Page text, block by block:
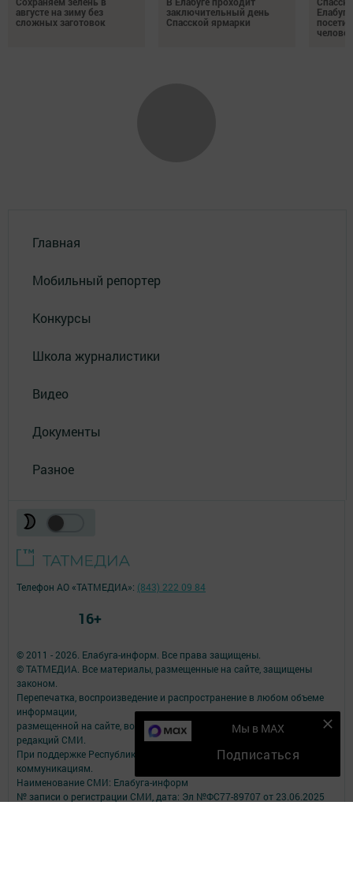
августе на зиму без
сложных заготовок
заключительный день
Спасской ярмарки
человек
Главная
Мобильный репортер
Конкурсы
Школа журналистики
Видео
Документы
Разное
Мы в MAX
Подписаться
© 2011 - 2026. Елабуга-информ. Все права защищены.
© ТАТМЕДИА. Все материалы, размещенные на сайте, защищены
законом.
Перепечатка, воспроизведение и распространение в любом объеме
информации,
размещенной на сайте, возможна только с письменного согласия
редакций СМИ.
При поддержке Республиканского агентства по печати и массовым
коммуникациям.
Наименование СМИ: Елабуга-информ
№ записи о регистрации СМИ, дата: Эл №ФС77-89707 от 23.06.2025
Телефон АО «ТАТМЕДИА»: (843) 222 09 84
16+